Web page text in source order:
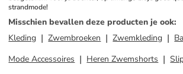
strandmode!
Misschien bevallen deze producten je ook:
Kleding
Zwembroeken Zwemkleding
Mode Accessoires
Heren Zwemshorts